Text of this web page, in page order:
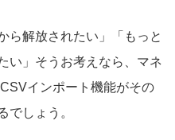
ら解放されたい」「もっと
い」そうお考えなら、マネ
インポート機能がその
でしょう。